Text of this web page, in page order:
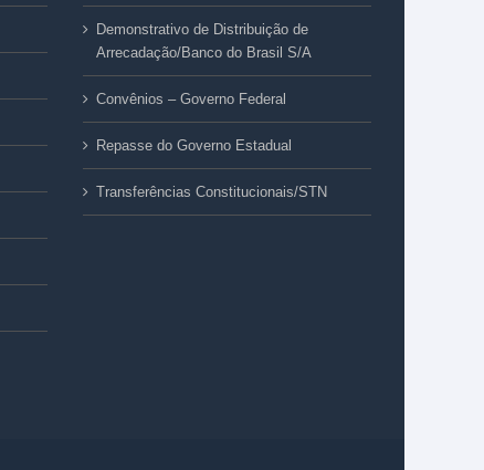
Demonstrativo de Distribuição de
Arrecadação/Banco do Brasil S/A
Convênios – Governo Federal
Repasse do Governo Estadual
Transferências Constitucionais/STN